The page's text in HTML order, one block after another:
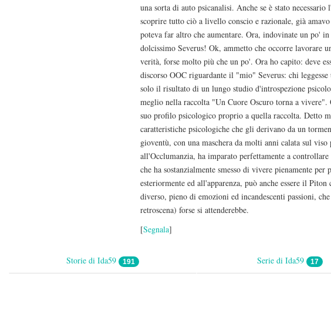
una sorta di auto psicanalisi. Anche se è stato
scoprire tutto ciò a livello conscio e razionale, già
poteva far altro che aumentare. Ora, indovinate un po'
dolcissimo Severus! Ok, ammetto che occorre lavorare
verità, forse molto più che un po'. Ora ho capito: deve
discorso OOC riguardante il "mio" Severus: chi
solo il risultato di un lungo studio d'introspezione
meglio nella raccolta "Un Cuore Oscuro torna a
suo profilo psicologico proprio a quella raccolta. Detto
caratteristiche psicologiche che gli derivano da un
gioventù, con una maschera da molti anni calata sul
all'Occlumanzia, ha imparato perfettamente a
che ha sostanzialmente smesso di vivere pienamente
esteriormente ed all'apparenza, può anche essere il
diverso, pieno di emozioni ed incandescenti passioni,
retroscena) forse si attenderebbe.
[Segnala]
Storie di Ida59 191 Serie di Ida59 17